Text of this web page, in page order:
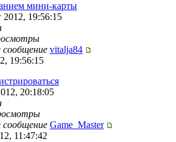
мини-карты
2012, 19:56:15
сообщение vitalja84
19:56:15
20:18:05
сообщение Game_Master
11:47:42